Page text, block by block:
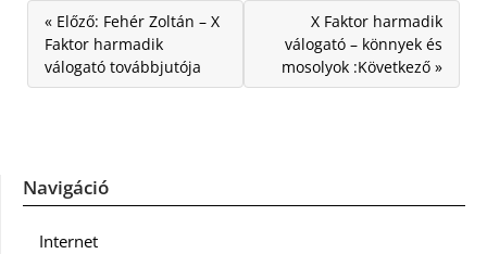
« Előző: Fehér Zoltán – X
Faktor harmadik
válogató továbbjutója
X Faktor harmadik
válogató – könnyek és
mosolyok :Következő »
Navigáció
Internet